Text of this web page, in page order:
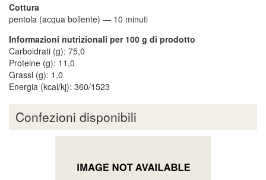
Cottura
pentola (acqua bollente) — 10 minuti
Informazioni nutrizionali per 100 g di prodotto
Carboidrati (g): 75,0
Proteine (g): 11,0
Grassi (g): 1,0
Energia (kcal/kj): 360/1523
Confezioni disponibili